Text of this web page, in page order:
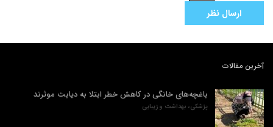
آخرین مقالات
باغچه‌های خانگی در کاهش خطر ابتلا به دیابت موثرند
پزشکی، بهداشت و زیبایی